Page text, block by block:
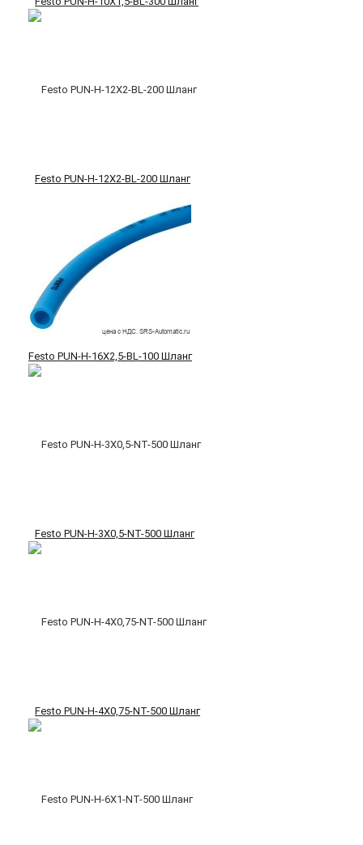
Festo PUN-H-12X2-BL-200 Шланг
Festo PUN-H-16X2,5-BL-100 Шланг
Festo PUN-H-3X0,5-NT-500 Шланг
Festo PUN-H-4X0,75-NT-500 Шланг